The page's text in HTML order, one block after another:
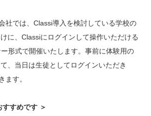
社では、Classi導入を検討している学校の
に、Classiにログインして操作いただける
形式で開催いたします。事前に体験用の
、当日は生徒としてログインいただき
ます。
すすめです ＞